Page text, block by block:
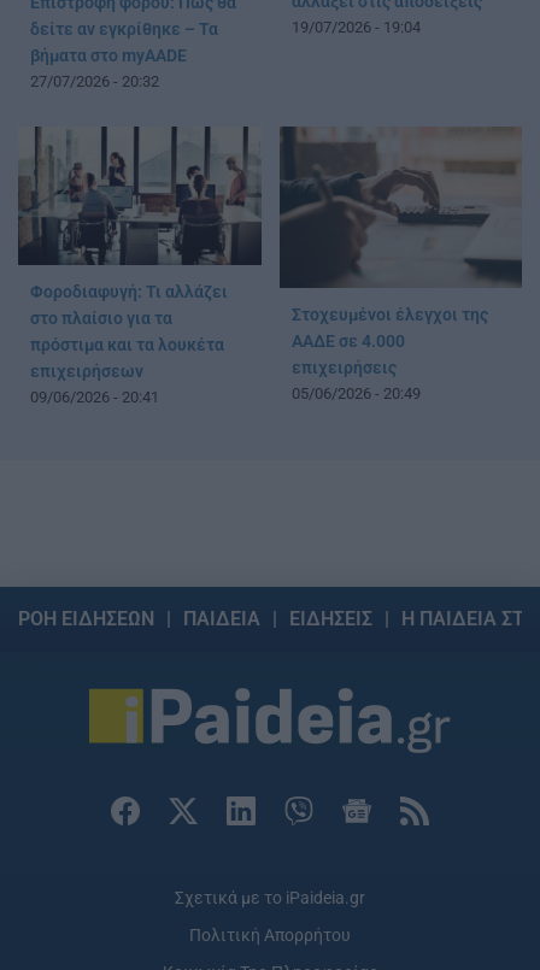
δείτε αν εγκρίθηκε – Τα
βήματα στο myAADE
27/07/2026 - 20:32
19/07/2026 - 19:04
Φοροδιαφυγή: Τι αλλάζει
στο πλαίσιο για τα
πρόστιμα και τα λουκέτα
επιχειρήσεων
09/06/2026 - 20:41
Στοχευμένοι έλεγχοι της
ΑΑΔΕ σε 4.000
επιχειρήσεις
05/06/2026 - 20:49
ΡΟΗ ΕΙΔΗΣΕΩΝ ΠΑΙΔΕΙΑ ΕΙΔΗΣΕΙΣ Η ΠΑΙΔΕΙΑ
Σχετικά με το iPaideia.gr
Πολιτική Απορρήτου